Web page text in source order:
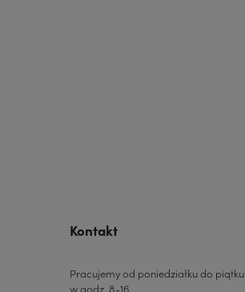
Kontakt
Pracujemy od poniedziałku do piątku
w godz. 8-16